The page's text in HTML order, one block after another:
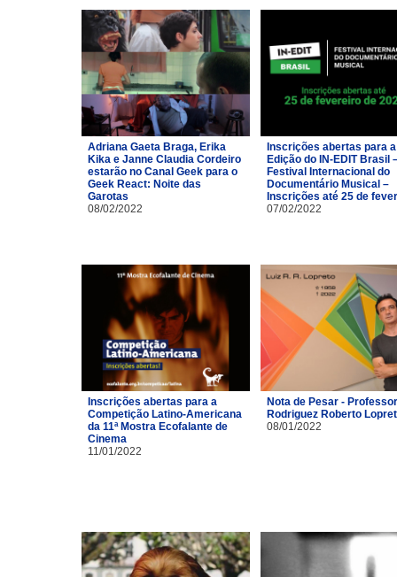
Adriana Gaeta Braga, Erika
Kika e Janne Claudia Cordeiro
estarão no Canal Geek para o
Geek React: Noite das
Garotas
08/02/2022
Inscrições abertas para a
Edição do IN-EDIT Brasil
Festival Internacional do
Documentário Musical –
Inscrições até 25 de
07/02/2022
Inscrições abertas para a
Competição Latino-Americana
da 11ª Mostra Ecofalante de
Cinema
11/01/2022
Nota de Pesar -
Rodriguez Roberto
08/01/2022